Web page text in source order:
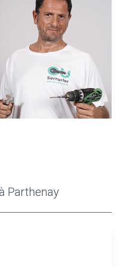
Parthenay